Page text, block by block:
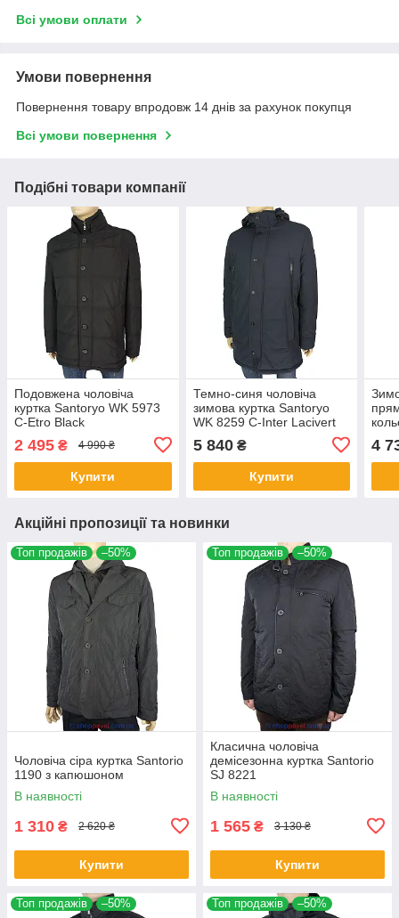
Всі умови оплати
Умови повернення
Повернення товару впродовж 14 днів за рахунок покупця
Всі умови повернення
Подібні товари компанії
Подовжена чоловіча
куртка Santoryo WK 5973
C-Etro Black
2 495 ₴ 4 990 ₴
Купити
Темно-синя чоловіча
зимова куртка Santoryo
WK 8259 C-Inter Lacivert
5 840₴
Купити
4
Акційні пропозиції та новинки
Топ продажів –50%
Чоловіча сіра куртка Santorio
1190 з капюшоном
В наявності
1 310 ₴ 2 620 ₴
Купити
Топ продажів –50%
Класична чоловіча
демісезонна куртка Santorio
SJ 8221
В наявності
1 565 ₴ 3 130 ₴
Купити
Топ продажів –50% Топ продажів –50%